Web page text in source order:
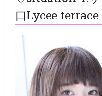
口Lycee terrace